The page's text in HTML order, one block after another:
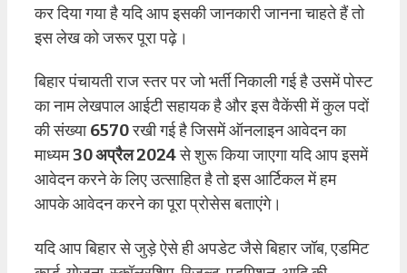
कर दिया गया है यदि आप इसकी जानकारी जानना चाहते हैं तो
इस लेख को जरूर पूरा पढ़े।
बिहार पंचायती राज स्तर पर जो भर्ती निकाली गई है उसमें पोस्ट
का नाम लेखपाल आईटी सहायक है और इस वैकेंसी में कुल पदों
की संख्या6570रखी गई है जिसमें ऑनलाइन आवेदन का
माध्यम30 अप्रैल 2024से शुरू किया जाएगा यदि आप इसमें
आवेदन करने के लिए उत्साहित है तो इस आर्टिकल में हम
आपके आवेदन करने का पूरा प्रोसेस बताएंगे।
यदि आप बिहार से जुड़े ऐसे ही अपडेट जैसे बिहार जॉब, एडमिट